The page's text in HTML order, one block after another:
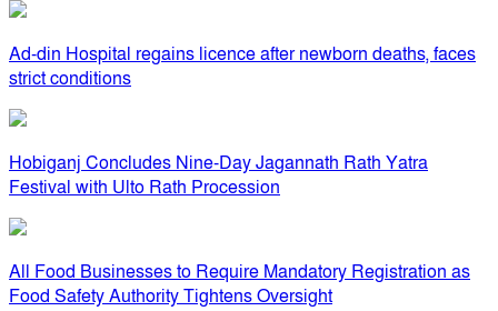
Ad-din Hospital regains licence after newborn deaths, faces
strict conditions
Hobiganj Concludes Nine-Day Jagannath Rath Yatra
Festival with Ulto Rath Procession
All Food Businesses to Require Mandatory Registration as
Food Safety Authority Tightens Oversight